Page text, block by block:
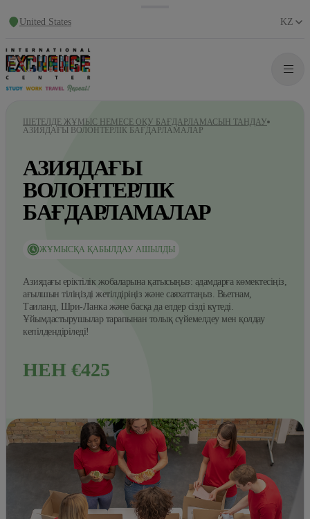
United States KZ
ШЕТЕЛДЕ ЖҰМЫС НЕМЕСЕ ОҚУ БАҒДАРЛАМАСЫН ТАҢДАУ
АЗИЯДАҒЫ ВОЛОНТЕРЛІК БАҒДАРЛАМАЛАР
АЗИЯДАҒЫ
ВОЛОНТЕРЛІК
БАҒДАРЛАМАЛАР
ЖҰМЫСҚА ҚАБЫЛДАУ АШЫЛДЫ
Азиядағы еріктілік жобаларына қатысыңыз: адамдарға көмектесіңіз,
ағылшын тіліңізді жетілдіріңіз және саяхаттаңыз. Вьетнам,
Таиланд, Шри-Ланка және басқа да елдер сізді күтеді.
Ұйымдастырушылар тарапынан толық сүйемелдеу мен қолдау
кепілдендіріледі!
НЕН €425